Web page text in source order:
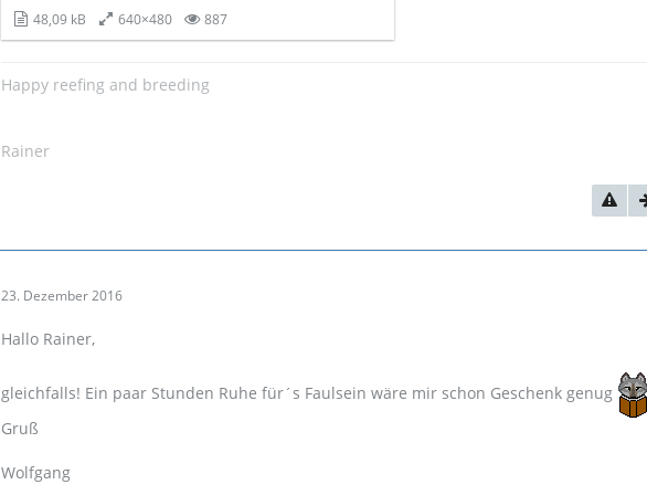
48,09 kB 640×480 887
Happy reefing and breeding
Rainer
23. Dezember 2016
Hallo Rainer,
gleichfalls! Ein paar Stunden Ruhe für´s Faulsein wäre mir schon Geschenk genug
Gruß
Wolfgang